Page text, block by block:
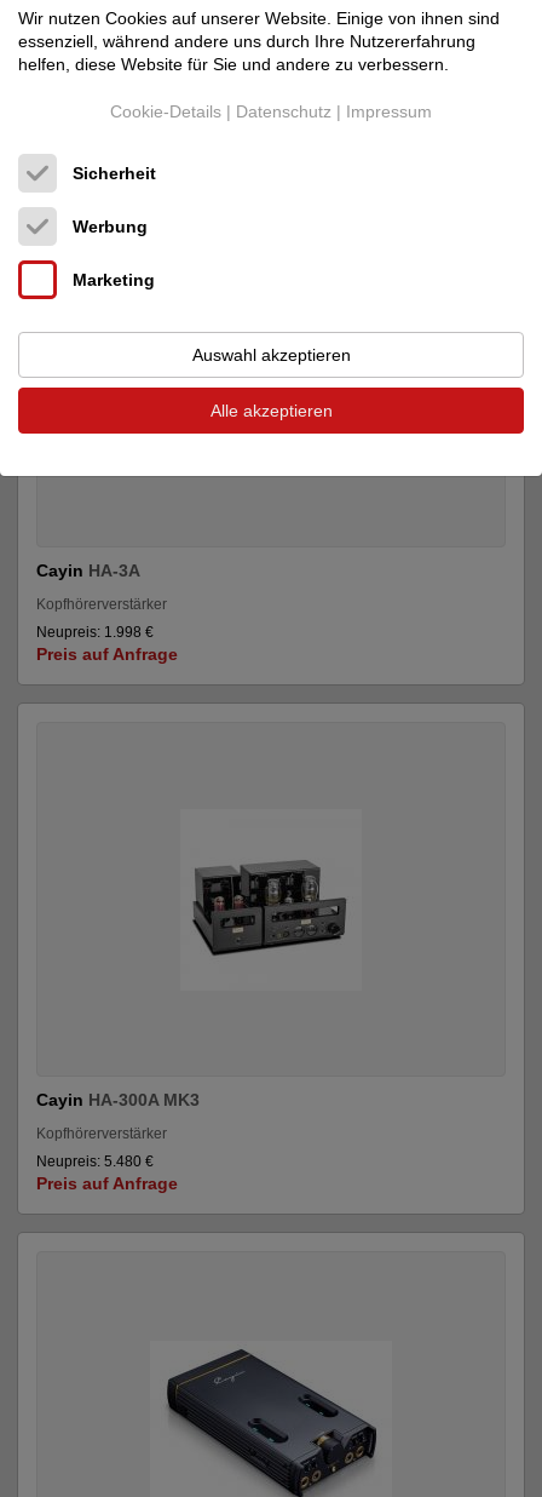
CayinHA-2A
Kopfhörerverstärker
Neupreis: 1.598 €
Cayin HA-3A
Kopfhörerverstärker
Neupreis: 1.998 €
Preis auf Anfrage
Cayin HA-300A MK3
Kopfhörerverstärker
Neupreis: 5.480 €
Preis auf Anfrage
Wir nutzen Cookies auf unserer Website. Einige von ihnen sind
essenziell, während andere uns durch Ihre Nutzererfahrung
helfen, diese Website für Sie und andere zu verbessern.
Cookie-Details | Datenschutz | Impressum
Sicherheit
Werbung
Marketing
Auswahl akzeptieren
Alle akzeptieren